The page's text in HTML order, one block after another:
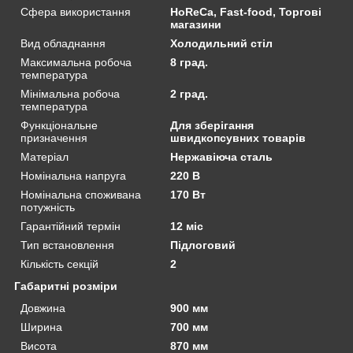
Сфера використання
HoReCa, Fast-food, Торгові
магазини
Вид обладнання
Холодильний стіл
Максимальна робоча
температура
8 град.
Мінімальна робоча
температура
2 град.
Функціональне
призначення
Для зберігання
швидкопсувних товарів
Матеріал
Нержавіюча сталь
Номінальна напруга
220 В
Номінальна споживана
потужність
170 Вт
Гарантійний термін
12 міс
Тип встановлення
Підлоговий
Кількість секцій
2
Габаритні розміри
Довжина
900 мм
Ширина
700 мм
Висота
870 мм